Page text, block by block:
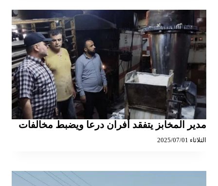
مدير المخابز يتفقد أفران درعا ويضبط مخالفات
الثلاثاء 2025/07/01